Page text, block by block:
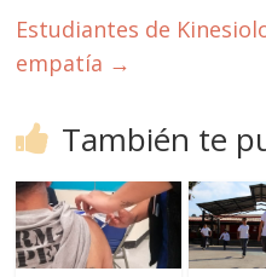
Estudiantes de
empatía →
También te